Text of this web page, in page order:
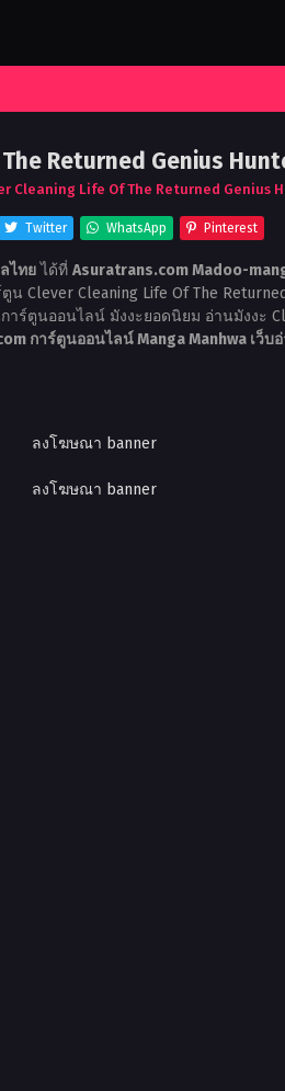
Returned Genius
Cleaning Life Of The Returned Genius
Twitter WhatsApp Pinterest
ไทยได้ที่ Asuratrans.com Madoo-
น Clever Cleaning Life Of The
าร์ตูนออนไลน์ มังงะยอดนิยม อ่านมังงะ
การ์ตูนออนไลน์ Manga Manhwa เว็บ